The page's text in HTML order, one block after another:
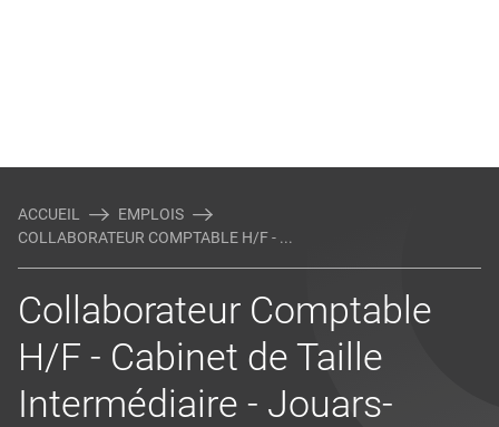
ACCUEIL
EMPLOIS
COLLABORATEUR COMPTABLE H/F - ...
Collaborateur Comptable
H/F - Cabinet de Taille
Intermédiaire - Jouars-